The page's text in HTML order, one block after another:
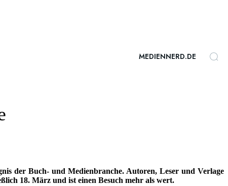
MEDIENNERD.DE
der Buch- und Medienbranche. Autoren, Leser und Verlage
18. März und ist einen Besuch mehr als wert.